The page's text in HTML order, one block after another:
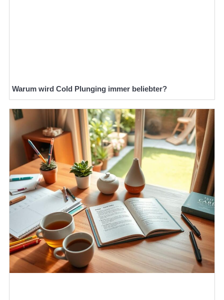
Warum wird Cold Plunging immer beliebter?